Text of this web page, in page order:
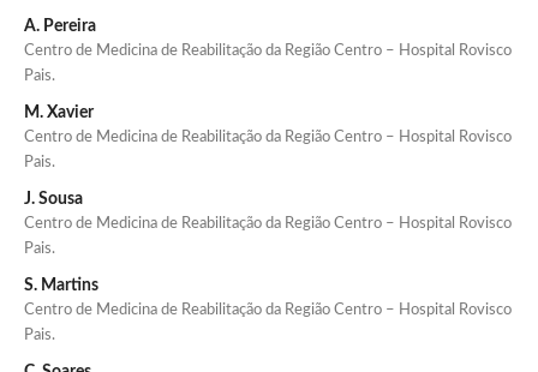
A. Pereira
Centro de Medicina de Reabilitação da Região Centro – Hospital Rovisco
Pais.
M. Xavier
Centro de Medicina de Reabilitação da Região Centro – Hospital Rovisco
Pais.
J. Sousa
Centro de Medicina de Reabilitação da Região Centro – Hospital Rovisco
Pais.
S. Martins
Centro de Medicina de Reabilitação da Região Centro – Hospital Rovisco
Pais.